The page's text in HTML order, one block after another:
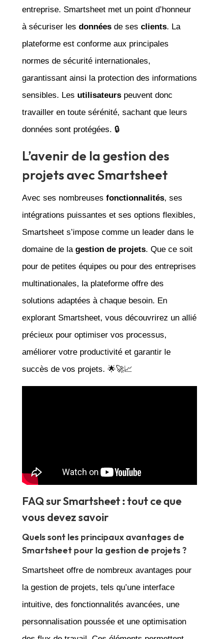
entreprise. Smartsheet met un point d’honneur
à sécuriser les donnéesde ses clients. La
plateforme est conforme aux principales
normes de sécurité internationales,
garantissant ainsi la protection des informations
sensibles. Les utilisateurspeuvent donc
travailler en toute sérénité, sachant que leurs
données sont protégées. 🔒
L’avenir de la gestion des
projets avec Smartsheet
Avec ses nombreuses fonctionnalités, ses
intégrations puissantes et ses options flexibles,
Smartsheet s’impose comme un leader dans le
domaine de la gestion de projets. Que ce soit
pour de petites équipes ou pour des entreprises
multinationales, la plateforme offre des
solutions adaptées à chaque besoin. En
explorant Smartsheet, vous découvrirez un allié
précieux pour optimiser vos processus,
améliorer votre productivité et garantir le
succès de vos projets. 🌟🚀📈
FAQ sur Smartsheet : tout ce que
vous devez savoir
Quels sont les principaux avantages de
Smartsheet pour la gestion de projets ?
Smartsheet offre de nombreux avantages pour
la gestion de projets, tels qu’une interface
intuitive, des fonctionnalités avancées, une
personnalisation poussée et une optimisation